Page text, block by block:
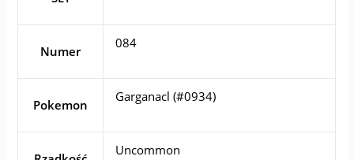
Numer
084
Pokemon
Garganacl (#0934)
Uncommon